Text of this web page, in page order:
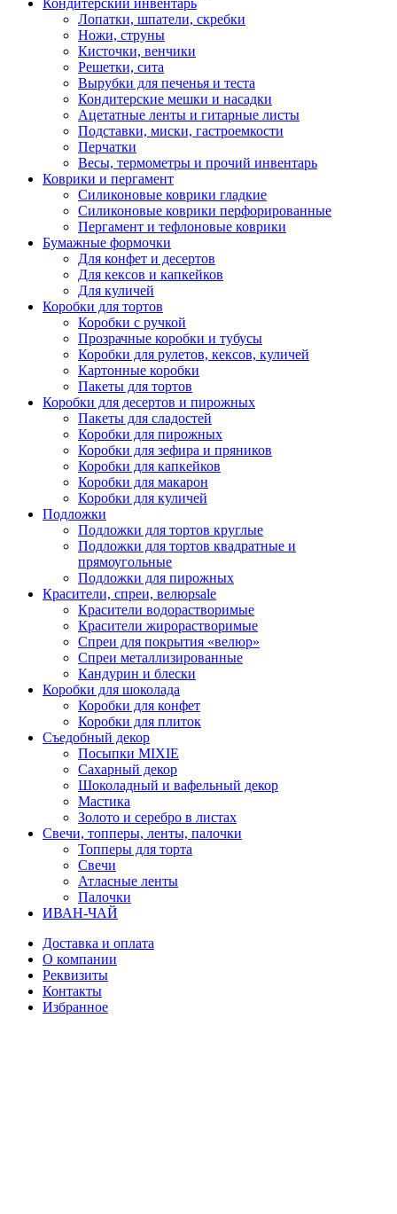
Лопатки, шпатели, скребки
Ножи, струны
Кисточки, венчики
Решетки, сита
Вырубки для печенья и теста
Кондитерские мешки и насадки
Ацетатные ленты и гитарные листы
Подставки, миски, гастроемкости
Перчатки
Весы, термометры и прочий инвентарь
Коврики и пергамент
Силиконовые коврики гладкие
Силиконовые коврики перфорированные
Пергамент и тефлоновые коврики
Бумажные формочки
Для конфет и десертов
Для кексов и капкейков
Для куличей
Коробки для тортов
Коробки с ручкой
Прозрачные коробки и тубусы
Коробки для рулетов, кексов, куличей
Картонные коробки
Пакеты для тортов
Коробки для десертов и пирожных
Пакеты для сладостей
Коробки для пирожных
Коробки для зефира и пряников
Коробки для капкейков
Коробки для макарон
Коробки для куличей
Подложки
Подложки для тортов круглые
Подложки для тортов квадратные и
прямоугольные
Подложки для пирожных
Красители, спреи, велюрsale
Красители водорастворимые
Красители жирорастворимые
Спреи для покрытия «велюр»
Спреи металлизированные
Кандурин и блески
Коробки для шоколада
Коробки для конфет
Коробки для плиток
Съедобный декор
Посыпки MIXIE
Сахарный декор
Шоколадный и вафельный декор
Мастика
Золото и серебро в листах
Свечи, топперы, ленты, палочки
Топперы для торта
Свечи
Атласные ленты
Палочки
ИВАН-ЧАЙ
Доставка и оплата
О компании
Реквизиты
Контакты
Избранное